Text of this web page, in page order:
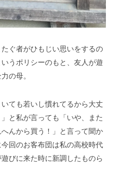
たぐ者がひもじい思いをするの
うポリシーのもと、友人が遊
の母。
いても若いし慣れてるから大丈
と私が言っても「いや、また
んから買う！」と言って聞か
回のお客布団は私の高校時代
びに来た時に新調したものら